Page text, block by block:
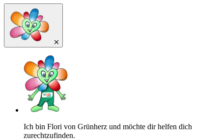
Ich bin Flori von Grünherz und möchte dir helfen dich
zurechtzufinden.